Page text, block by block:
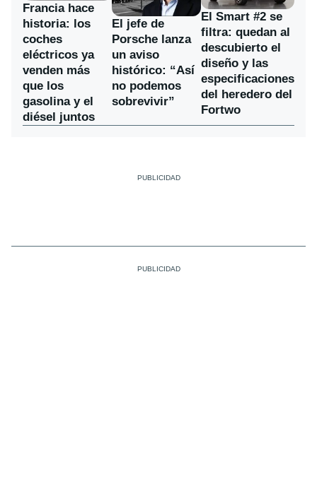
Francia hace
historia: los
coches
eléctricos ya
venden más
que los
gasolina y el
diésel juntos
El jefe de
Porsche lanza
un aviso
histórico: “Así
no podemos
sobrevivir”
El Smart #2 se
filtra: quedan al
descubierto el
diseño y las
especificaciones
del heredero del
Fortwo